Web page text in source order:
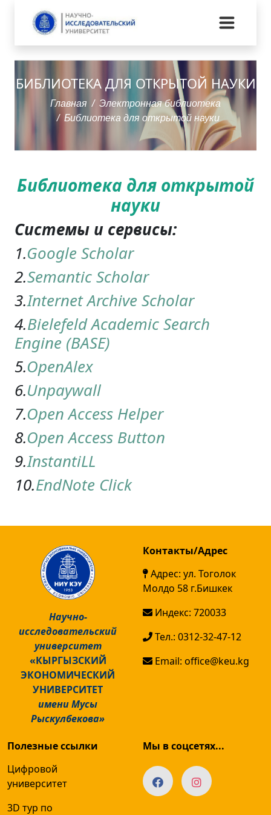
БИБЛИОТЕКА ДЛЯ ОТКРЫТОЙ НАУКИ
Главная
Электронная библиотека
Библиотека для открытой науки
Библиотека для открытой
науки
Системы и сервисы:
1.Google Scholar
2.Semantic Scholar
3.Internet Archive Scholar
4.Bielefeld Academic Search
Engine (BASE)
5.OpenAlex
6.Unpaywall
7.Open Access Helper
8.Open Access Button
9.InstantiLL
10.EndNote Click
Научно-
исследовательский
университет
«КЫРГЫЗСКИЙ
ЭКОНОМИЧЕСКИЙ
УНИВЕРСИТЕТ
имени Мусы
Рыскулбекова»
Контакты/Адрес
Адрес: ул. Тоголок
Молдо 58 г.Бишкек
Индекс: 720033
Тел.: 0312-32-47-12
Email: office@keu.kg
Полезные ссылки
Цифровой
университет
3D тур по
Мы в соцсетях...